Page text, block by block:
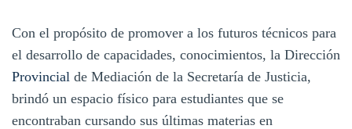
Con el propósito de promover a los futuros técnicos para
el desarrollo de capacidades, conocimientos, la Dirección
Provincial de Mediación de la Secretaría de Justicia,
brindó un espacio físico para estudiantes que se
encontraban cursando sus últimas materias en